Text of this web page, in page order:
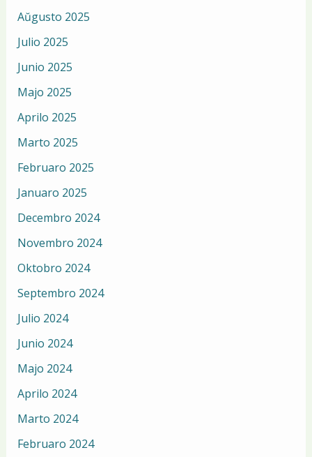
Aŭgusto 2025
Julio 2025
Junio 2025
Majo 2025
Aprilo 2025
Marto 2025
Februaro 2025
Januaro 2025
Decembro 2024
Novembro 2024
Oktobro 2024
Septembro 2024
Julio 2024
Junio 2024
Majo 2024
Aprilo 2024
Marto 2024
Februaro 2024